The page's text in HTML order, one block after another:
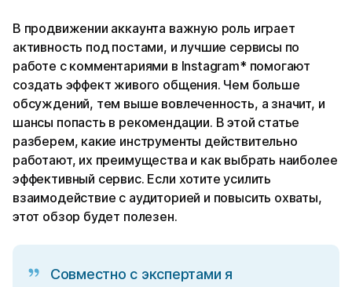
В продвижении аккаунта важную роль играет
активность под постами, и лучшие сервисы по
работе с комментариями в Instagram* помогают
создать эффект живого общения. Чем больше
обсуждений, тем выше вовлеченность, а значит, и
шансы попасть в рекомендации. В этой статье
разберем, какие инструменты действительно
работают, их преимущества и как выбрать наиболее
эффективный сервис. Если хотите усилить
взаимодействие с аудиторией и повысить охваты,
этот обзор будет полезен.
Совместно с экспертами я